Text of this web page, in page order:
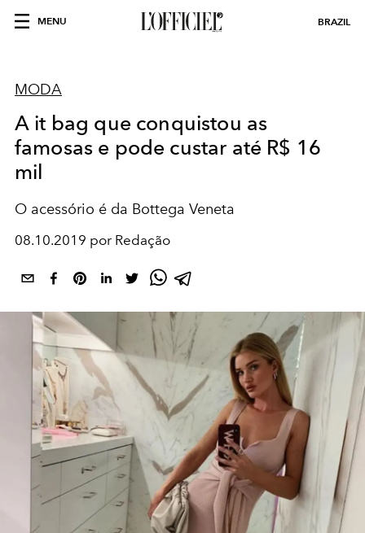
MENU BRAZIL
MODA
A it bag que conquistou as
famosas e pode custar até R$ 16
mil
O acessório é da Bottega Veneta
08.10.2019 por Redação